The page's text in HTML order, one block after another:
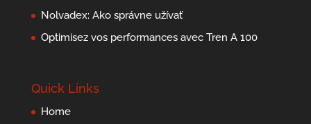
Nolvadex: Ako správne užívať
Optimisez vos performances avec Tren A 100
Quick Links
Home